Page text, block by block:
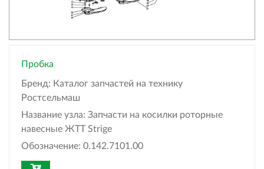
Пробка
Бренд: Каталог запчастей на технику
Ростсельмаш
Название узла: Запчасти на косилки роторные
навесные ЖТТ Strige
Обозначение: 0.142.7101.00